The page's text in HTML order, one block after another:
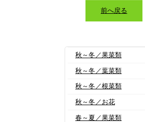
前へ戻る
秋～冬／果菜類
秋～冬／葉菜類
秋～冬／根菜類
秋～冬／お花
春～夏／果菜類